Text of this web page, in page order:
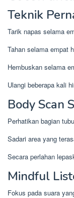
Teknik
Tarik napas selama
Tahan selama empat
Hembuskan selama
Ulangi beberapa kali
Body Scan
Perhatikan bagian
Sadari area yang
Secara perlahan
Mindful
Fokus pada suara